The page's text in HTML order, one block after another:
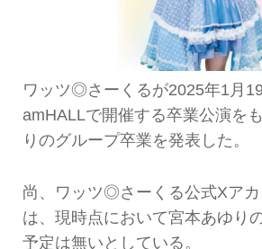
ワッツ◎さーくるが2025年1月
amHALLで開催する卒業公演を
りのグループ卒業を発表した。
尚、ワッツ◎さーくる公式Xア
は、現時点において宮本あゆり
予定は無いとしている。